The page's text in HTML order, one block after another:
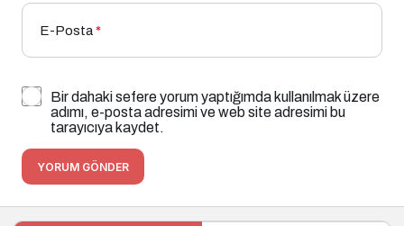
E-Posta*
Bir dahaki sefere yorum yaptığımda kullanılmak üzere
adımı, e-posta adresimi ve web site adresimi bu
tarayıcıya kaydet.
YORUM GÖNDER